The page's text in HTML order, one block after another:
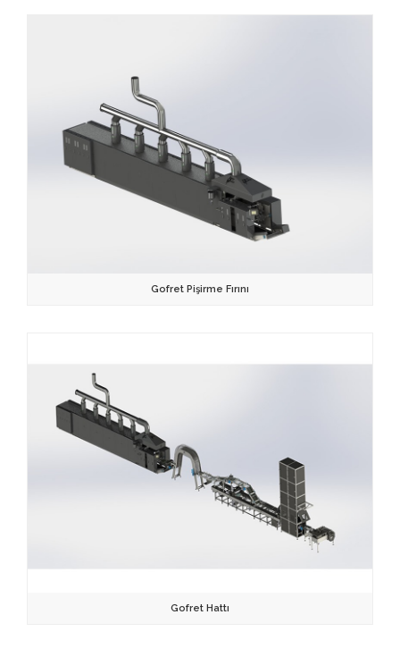
Gofret Pişirme Fırını
Gofret Hattı